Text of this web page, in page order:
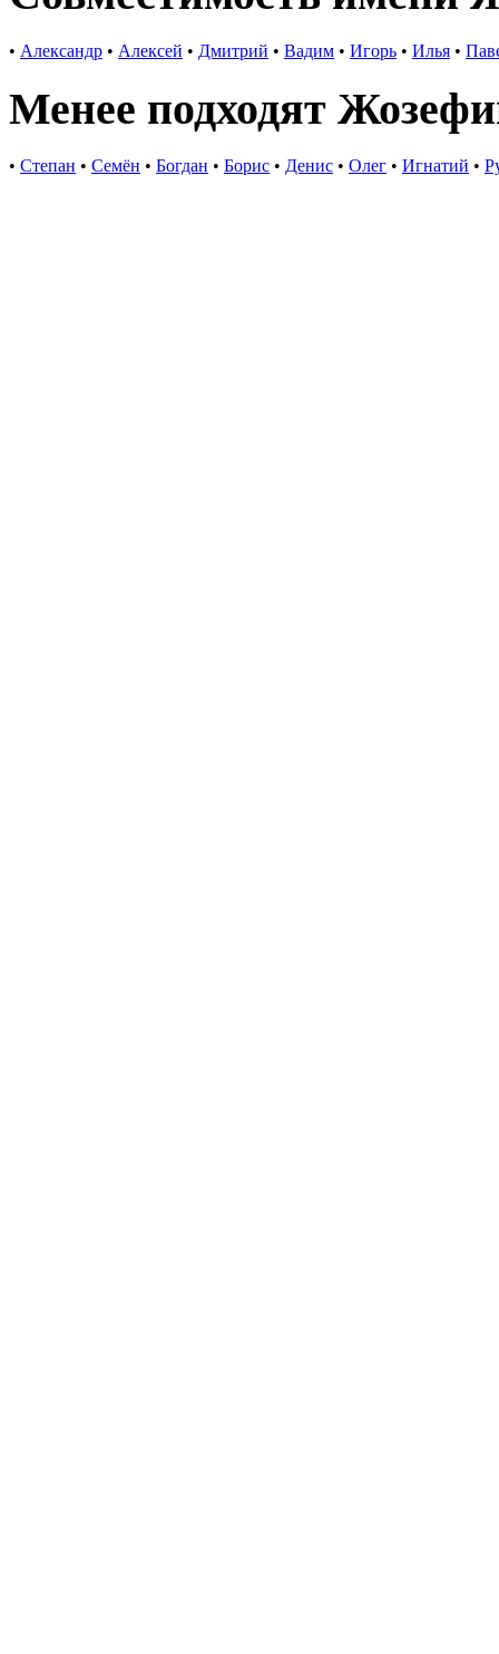
• Александр • Алексей • Дмитрий • Вадим • Игорь • Илья •
Менее подходят
• Степан • Семён • Богдан • Борис • Денис • Олег • Игнатий •